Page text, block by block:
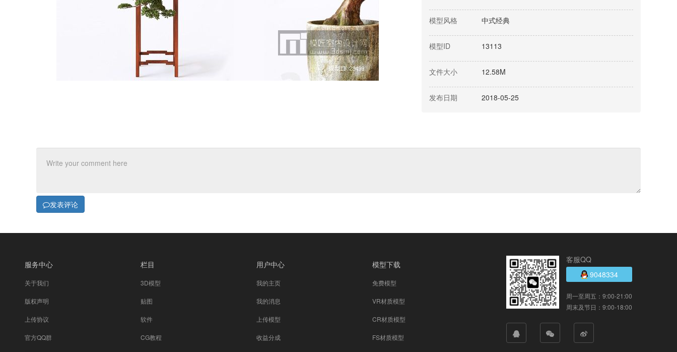
模型风格 中式经典
模型ID 13113
文件大小 12.58M
发布日期 2018-05-25
发表评论
服务中心
关于我们
版权声明
上传协议
官方QQ群
栏目
3D模型
贴图
软件
CG教程
用户中心
我的主页
我的消息
上传模型
收益分成
模型下载
免费模型
VR材质模型
CR材质模型
FS材质模型
客服QQ
9048334
周一至周五：9:00-21:00
周末及节日：9:00-18:00